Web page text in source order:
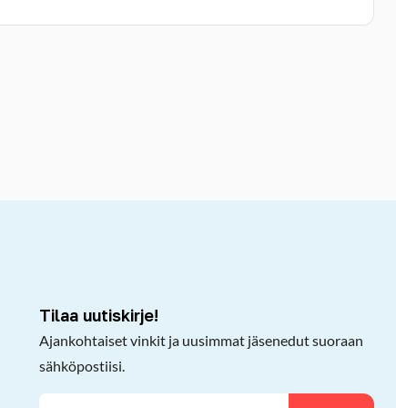
Tilaa uutiskirje!
Ajankohtaiset vinkit ja uusimmat jäsenedut suoraan
sähköpostiisi.